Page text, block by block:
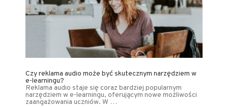
Czy reklama audio może być skutecznym narzędziem w
e-learningu?
Reklama audio staje się coraz bardziej popularnym
narzędziem w e-learningu, oferującym nowe możliwości
zaangażowania uczniów. W …